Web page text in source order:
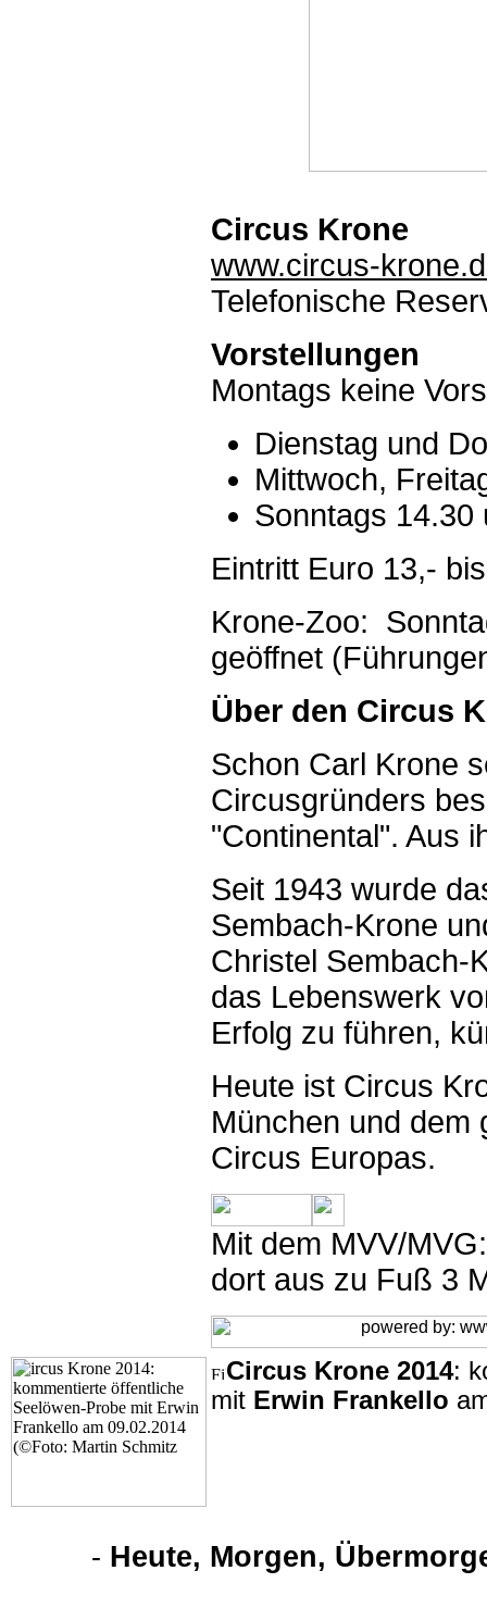
Circus Krone
www.circus-
Telefonische
Vorstellungen
Montags keine
Dienstag und
Mittwoch,
Sonntags 14.30
Eintritt Euro 13,-
Krone-Zoo:
geöffnet
Über den Circus
Schon Carl Krone
Circusgründers
"Continental". Aus
Seit 1943 wurde
Sembach-Krone
Christel Sembach-
das Lebenswerk
Erfolg zu führen,
Heute ist Circus
München und dem
Circus Europas.
Mit dem MVV/
dort aus zu Fuß 3
Circus Krone 2014:
mit Erwin Frankello
- Heute, Morgen,